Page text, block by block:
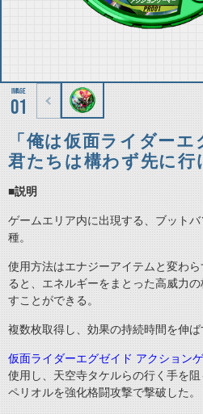
01
「俺は仮面ライダーエ
君たちは構わず先に行
■説明
ゲームエリア内に出現する、ブット
種。
使用方法はエナジーアイテムと変わ
ると、エネルギーをまとった高威力
すことができる。
複数枚取得し、効果の持続時間を伸ば
仮面ライダーエグゼイド アクション
使用し、天空寺タケルらの行く手を
ペリオルを強化格闘攻撃で撃破した。